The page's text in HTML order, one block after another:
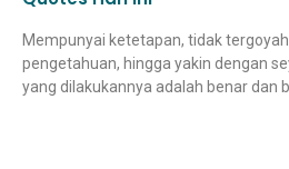
Mempunyai ketetapan, tidak
pengetahuan, hingga yakin dengan
yang dilakukannya adalah benar dan